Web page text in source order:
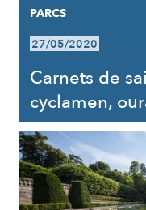
PARCS
27/05/2020
Carnets de
cyclamen,